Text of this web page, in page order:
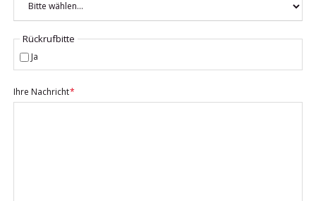
Rückrufbitte
Ja
Pflichtfeld
Ihre Nachricht*